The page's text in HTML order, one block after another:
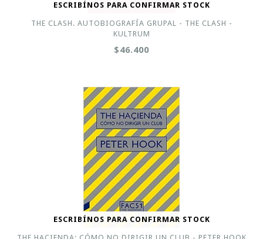
ESCRIBÍNOS PARA CONFIRMAR STOCK
THE CLASH. AUTOBIOGRAFÍA GRUPAL - THE CLASH -
KULTRUM
$46.400
ESCRIBÍNOS PARA CONFIRMAR STOCK